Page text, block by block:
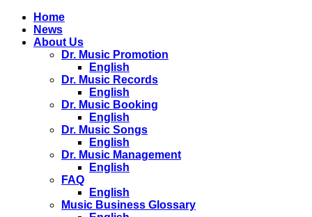
Home
News
About Us
Dr. Music Promotion
English
Dr. Music Records
English
Dr. Music Booking
English
Dr. Music Songs
English
Dr. Music Management
English
FAQ
English
Music Business Glossary